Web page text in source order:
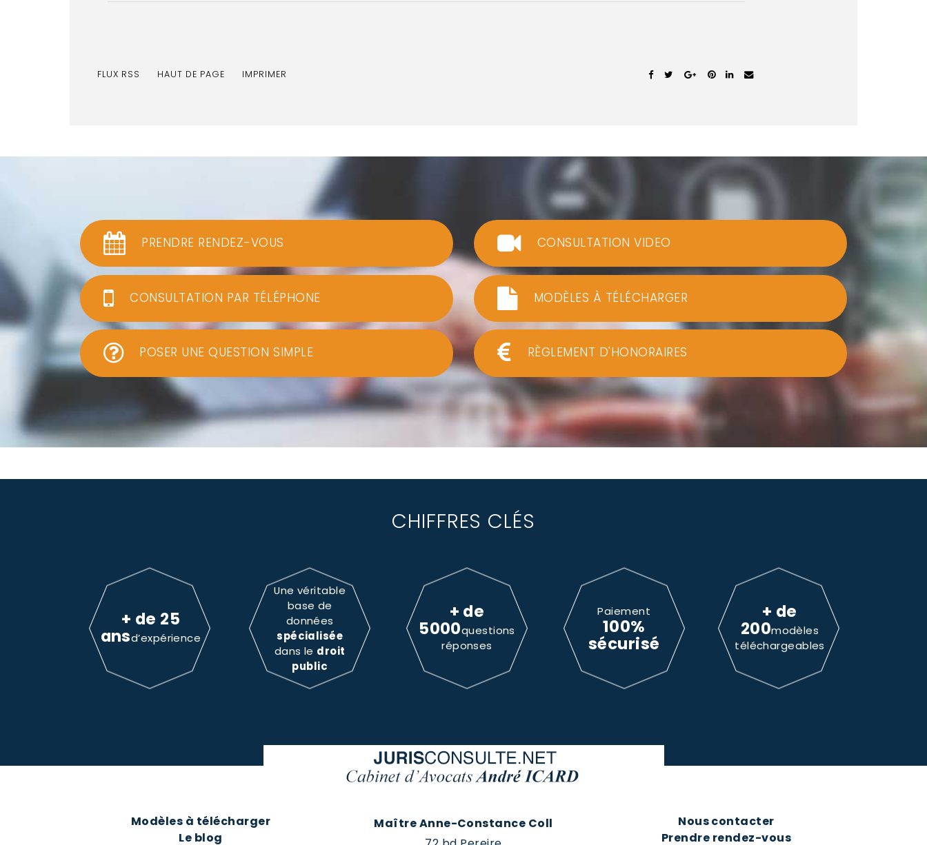
FLUX RSS HAUT DE PAGE IMPRIMER
PRENDRE RENDEZ-VOUS
CONSULTATION PAR TÉLÉPHONE
POSER UNE QUESTION SIMPLE
CONSULTATION VIDEO
MODÈLES À TÉLÉCHARGER
RÈGLEMENT D'HONORAIRES
CHIFFRES CLÉS
+ de 25
ansd’expérience
Une véritable
base de
données
spécialisée
dans le droit
public
+ de
5000questions
réponses
Paiement
100%
sécurisé
+ de
200modèles
téléchargeables
Modèles à télécharger
Le blog
Maître Anne-Constance Coll
Nous contacter
Prendre rendez-vous